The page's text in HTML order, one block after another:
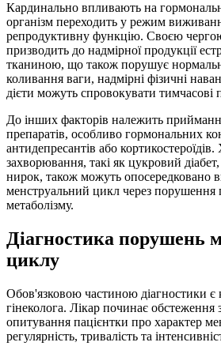
Кардинально впливають на
організм переходить у режим
репродуктивну функцію. Своєю
призводить до надмірної продукції
тканиною, що також порушує
коливання ваги, надмірні фізичні
дієти можуть спровокувати тимчасові
До інших факторів належить
препаратів, особливо гормональних
антидепресантів або кортикостероїдів.
захворювання, такі як цукровий
нирок, також можуть опосередковано
менструальний цикл через порушення
метаболізму.
Діагностика порушень
циклу
Обов'язковою частиною діагностики є
гінеколога. Лікар починає обстеження
опитування пацієнтки про характер
регулярність, тривалість та